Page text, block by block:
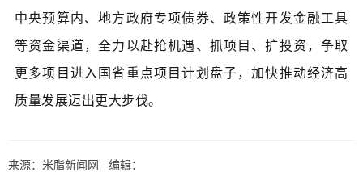
中央预算内、地方政府专项债券、政策性开发金融工具
等资金渠道，全力以赴抢机遇、抓项目、扩投资，争取
更多项目进入国省重点项目计划盘子，加快推动经济高
质量发展迈出更大步伐。
来源：米脂新闻网 编辑：